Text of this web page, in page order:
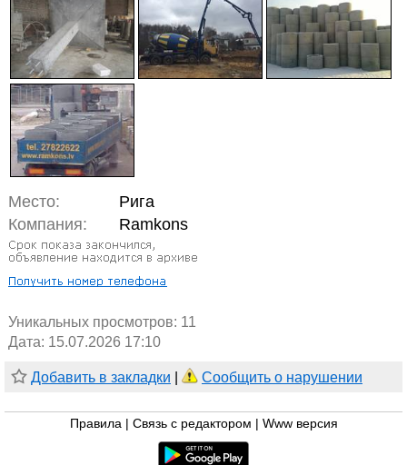
Место:
Рига
Компания:
Ramkons
Уникальных просмотров: 11
Дата: 15.07.2026 17:10
Добавить в закладки Сообщить о нарушении
Правила Связь с редактором Www версия